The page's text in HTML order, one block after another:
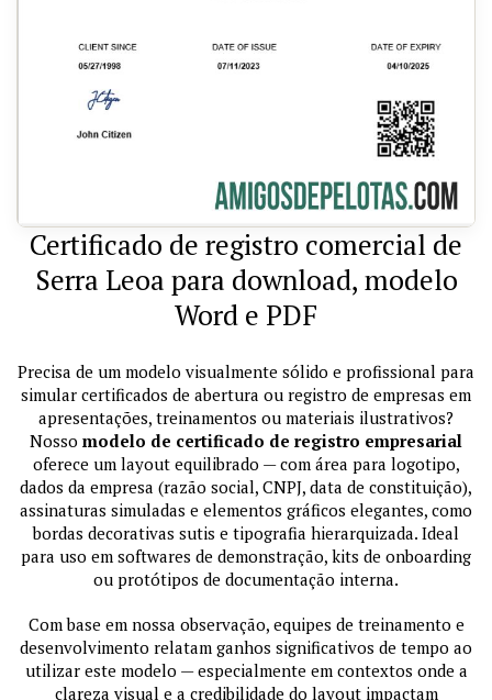
Certificado de registro comercial de
Serra Leoa para download, modelo
Word e PDF
Precisa de um modelo visualmente sólido e profissional para
simular certificados de abertura ou registro de empresas em
apresentações, treinamentos ou materiais ilustrativos?
Nosso modelo de certificado de registro empresarial
oferece um layout equilibrado — com área para logotipo,
dados da empresa (razão social, CNPJ, data de constituição),
assinaturas simuladas e elementos gráficos elegantes, como
bordas decorativas sutis e tipografia hierarquizada. Ideal
para uso em softwares de demonstração, kits de onboarding
ou protótipos de documentação interna.
Com base em nossa observação, equipes de treinamento e
desenvolvimento relatam ganhos significativos de tempo ao
utilizar este modelo — especialmente em contextos onde a
clareza visual e a credibilidade do layout impactam